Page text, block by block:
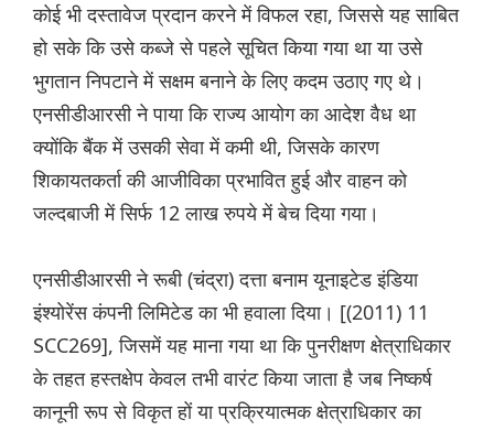
कोई भी दस्तावेज प्रदान करने में विफल रहा, जिससे यह साबित
हो सके कि उसे कब्जे से पहले सूचित किया गया था या उसे
भुगतान निपटाने में सक्षम बनाने के लिए कदम उठाए गए थे।
एनसीडीआरसी ने पाया कि राज्य आयोग का आदेश वैध था
क्योंकि बैंक में उसकी सेवा में कमी थी, जिसके कारण
शिकायतकर्ता की आजीविका प्रभावित हुई और वाहन को
जल्दबाजी में सिर्फ 12 लाख रुपये में बेच दिया गया।
एनसीडीआरसी ने रूबी (चंद्रा) दत्ता बनाम यूनाइटेड इंडिया
इंश्योरेंस कंपनी लिमिटेड का भी हवाला दिया। [(2011) 11
SCC269], जिसमें यह माना गया था कि पुनरीक्षण क्षेत्राधिकार
के तहत हस्तक्षेप केवल तभी वारंट किया जाता है जब निष्कर्ष
कानूनी रूप से विकृत हों या प्रक्रियात्मक क्षेत्राधिकार का